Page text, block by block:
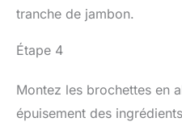
tranche de jambon.
Étape 4
Montez les brochettes en
épuisement des